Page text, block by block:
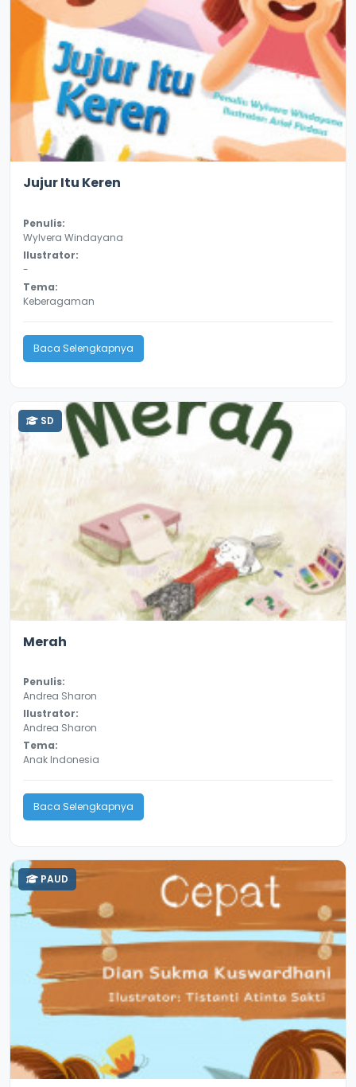
Jujur Itu Keren
Penulis:
Wylvera Windayana
Ilustrator:
-
Tema:
Keberagaman
Baca Selengkapnya
SD
Merah
Penulis:
Andrea Sharon
Ilustrator:
Andrea Sharon
Tema:
Anak Indonesia
Baca Selengkapnya
PAUD